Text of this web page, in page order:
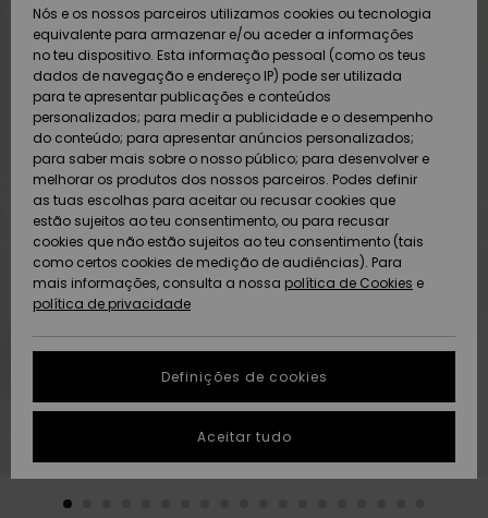
Calçado e
chinelos
Surfe/água
Snow
Artigos
recém-
chegados
Coleções
Calçado e
chinelos
Surfe/água
Neve
Artigos
recém-
chegados
Highlights
Highlights
Snow
SURF
Highlights
Community
SNOW
Criança
Snow Shop
Feminino
Highlights
Community
DUPLA
PROMO
Outlet
Mulher
AJUDA
Pagamento
Cartão
presente
Quiksilver
Freedom
Protecção de
dados
Guia de
tamanhos
conversa para
obteres a
resposta mais
SUSTAINABILITY
PRESENTE
Nós e os nossos parceiros utilizamos cookies ou tecnologia
equivalente para armazenar e/ou aceder a informações
no teu dispositivo. Esta informação pessoal (como os teus
dados de navegação e endereço IP) pode ser utilizada
para te apresentar publicações e conteúdos
personalizados; para medir a publicidade e o desempenho
do conteúdo; para apresentar anúncios personalizados;
para saber mais sobre o nosso público; para desenvolver e
melhorar os produtos dos nossos parceiros. Podes definir
as tuas escolhas para aceitar ou recusar cookies que
estão sujeitos ao teu consentimento, ou para recusar
cookies que não estão sujeitos ao teu consentimento (tais
como certos cookies de medição de audiências). Para
mais informações, consulta a nossa política de Cookies e
política de privacidade
Definições de cookies
Aceitar tudo